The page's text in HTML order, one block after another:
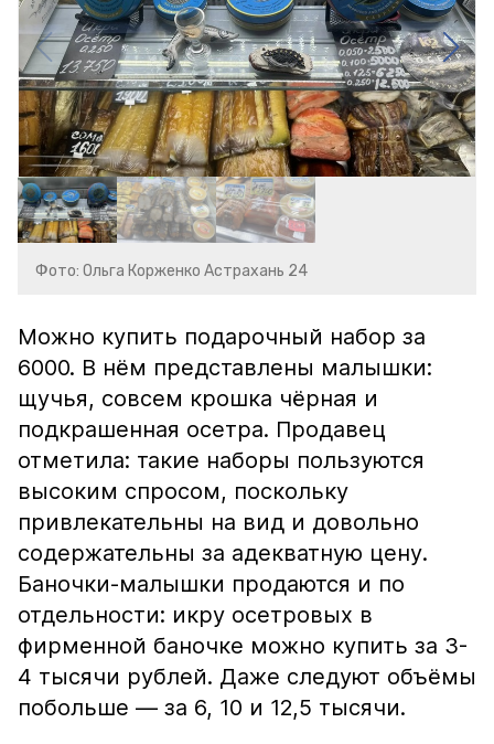
Фото: Ольга Корженко Астрахань 24
Можно купить подарочный набор за
6000. В нём представлены малышки:
щучья, совсем крошка чёрная и
подкрашенная осетра. Продавец
отметила: такие наборы пользуются
высоким спросом, поскольку
привлекательны на вид и довольно
содержательны за адекватную цену.
Баночки-малышки продаются и по
отдельности: икру осетровых в
фирменной баночке можно купить за 3-
4 тысячи рублей. Даже следуют объёмы
побольше — за 6, 10 и 12,5 тысячи.